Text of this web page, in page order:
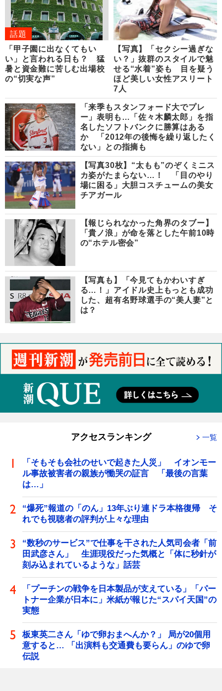
話題
「甲子園に出なくてもい
い」と言われる日も？ 猛
暑と資金難に苦しむ出場校
の“切実な声”
【写真】「セクシー過ぎな
い？」抜群のスタイルで魅
せる“水着”姿も 目を疑う
ほど美しい女性アスリート
7人
「来季もスタンフォード大でプレ
ー」表明も…「佐々木麟太郎」を指
名したソフトバンクに勝算はある
か 「2012年の後悔を繰り返したく
ない」との指摘も
【写真30枚】“太もも”のぞくミニス
カ姿がたまらない…！ 「目のやり
場に困る」大胆コスチュームの美女
チアガール
【報じられなかった角界のタブー】
「貴ノ浪」が命を落とした午前10時
の“ホテル密会”
【写真も】「今見てもかわいすぎ
る…！」アイドル史上もっとも成功
した、超有名野球選手の“美人妻”と
は？
アクセスランキング 一覧
「そもそも会社のせいで起きた人災」 イオンモー
ル事故被害者の親族が慟哭の証言 「最後の言葉
は…」
“爆死”報道の「のん」13年ぶり連ドラ本格復帰 そ
れでも視聴者の評判が上々な理由
“数秒のサービス”で仕事を干された人気司会者「前
田武彦さん」 生涯現役だった気概と「体に秒針が
刻み込まれているような」話芸
「プーチンの戦争を日本製品が支えている」「パー
トナー企業が日本に」米紙が報じた“スパイ天国”の
実態
板東英二さん「ゆで卵おまへんか？」 局が20個用
意すると… 「出演料も交通費も要らん」のゆで卵
伝説